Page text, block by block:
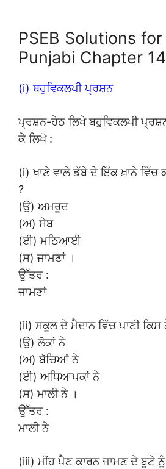
PSEB Solutions
Punjabi Chapter
(i) ਬਹੁਵਿਕਲਪੀ ਪ੍ਰਸ਼ਨ
ਪ੍ਰਸ਼ਨ-ਹੇਠ ਲਿਖੇ ਬਹੁਵਿਕਲਪੀ
ਕੇ ਲਿਖੋ :
(i) ਖਾਣੇ ਵਾਲੇ ਡੱਬੇ ਦੇ ਇੱਕ ਖ਼ਾਨੇ
?
(ਉ) ਅਮਰੂਦ
(ਅ) ਸੇਬ
(ਈ) ਮਠਿਆਈ
(ਸ) ਜਾਮਣਾਂ ।
ਉੱਤਰ :
ਜਾਮਣਾਂ
(ii) ਸਕੂਲ ਦੇ ਮੈਦਾਨ ਵਿੱਚ ਪਾਣੀ
(ਉ) ਲੋਕਾਂ ਨੇ
(ਅ) ਬੱਚਿਆਂ ਨੇ
(ਈ) ਅਧਿਆਪਕਾਂ ਨੇ
(ਸ) ਮਾਲੀ ਨੇ ।
ਉੱਤਰ :
ਮਾਲੀ ਨੇ
(iii) ਮੀਂਹ ਪੈਣ ਕਾਰਨ ਜਾਮਣ ਦੇ ਬੂਟੇ